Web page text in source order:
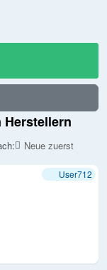
Herstellern
Neue zuerst
User712